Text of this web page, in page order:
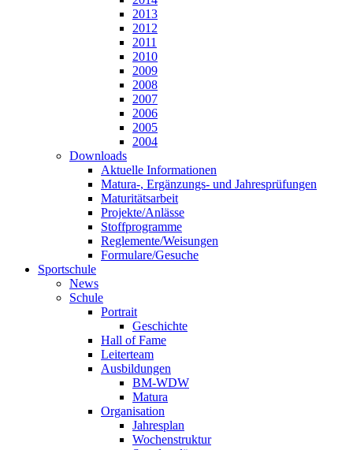
2013
2012
2011
2010
2009
2008
2007
2006
2005
2004
Downloads
Aktuelle Informationen
Matura-, Ergänzungs- und Jahresprüfungen
Maturitätsarbeit
Projekte/Anlässe
Stoffprogramme
Reglemente/Weisungen
Formulare/Gesuche
Sportschule
News
Schule
Portrait
Geschichte
Hall of Fame
Leiterteam
Ausbildungen
BM-WDW
Matura
Organisation
Jahresplan
Wochenstruktur